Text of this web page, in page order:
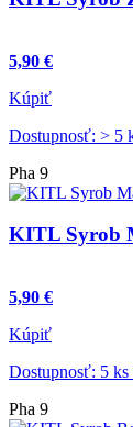
5,90 €
Kúpiť
Dostupnosť: > 5
Pha 9
KITL Syrob
5,90 €
Kúpiť
Dostupnosť: 5 ks
Pha 9